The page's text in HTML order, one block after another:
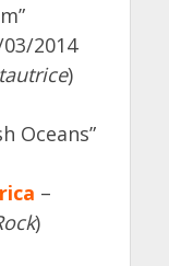
2014
)
Oceans”
–
)